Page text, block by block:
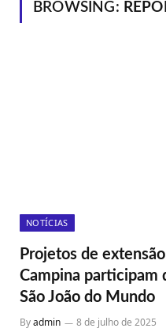
BROWSING:
NOTÍCIAS
Projetos de
Campina participam
São João do Mundo
Byadmin 8 de julho de 2025